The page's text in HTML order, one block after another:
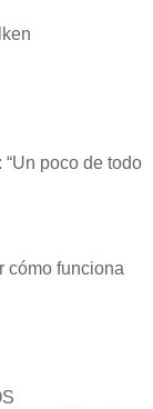
poco de todo
cómo funciona